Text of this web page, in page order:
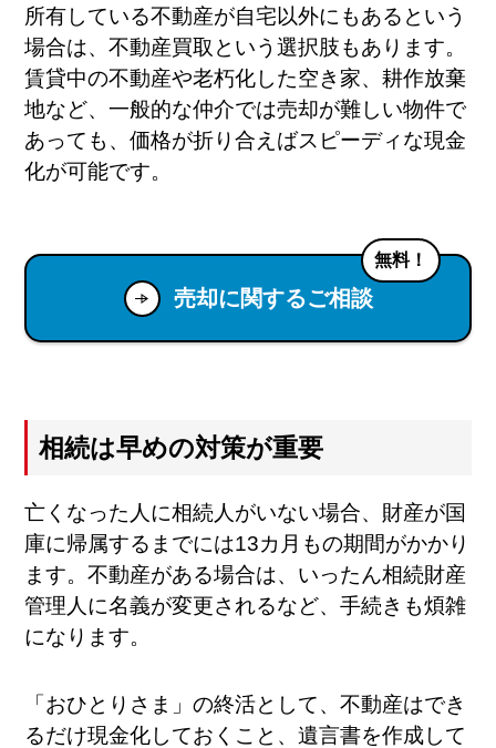
所有している不動産が自宅以外にもあるという
場合は、不動産買取という選択肢もあります。
賃貸中の不動産や老朽化した空き家、耕作放棄
地など、一般的な仲介では売却が難しい物件で
あっても、価格が折り合えばスピーディな現金
化が可能です。
売却に関するご相談
無料！
相続は早めの対策が重要
亡くなった人に相続人がいない場合、財産が国
庫に帰属するまでには13カ月もの期間がかかり
ます。不動産がある場合は、いったん相続財産
管理人に名義が変更されるなど、手続きも煩雑
になります。
「おひとりさま」の終活として、不動産はでき
るだけ現金化しておくこと、遺言書を作成して